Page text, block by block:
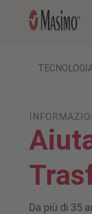
Da più di 35